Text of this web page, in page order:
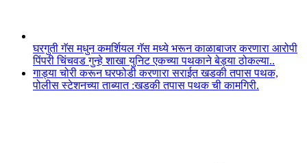
घरगुती गॅस मधुन कमर्शियल गॅस मध्ये भरून काळाबाजर करणारा आरोपी
पिंपरी चिंचवड गुन्हे शाखा युनिट एकच्या पथकाने बेड्या ठोकल्या..
गाड्या चोरी करून घरफोडी करणारा सराईत खडकी तपास पथक,
पोलीस स्टेशनच्या ताब्यात :खडकी तपास पथक ची कामगिरी.